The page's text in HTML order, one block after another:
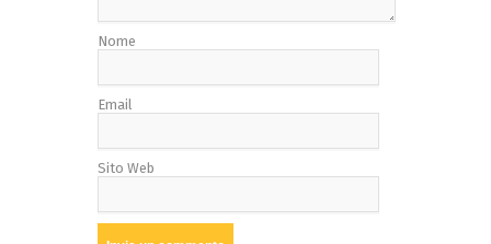
Nome
Email
Sito Web